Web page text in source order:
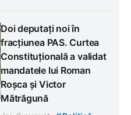
Doi deputați noi în
fracțiunea PAS. Curtea
Constituțională a validat
mandatele lui Roman
Roșca și Victor
Mătrăgună